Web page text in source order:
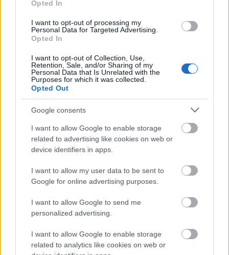
Opted In
I want to opt-out of processing my
Personal Data for Targeted Advertising.
Opted In
I want to opt-out of Collection, Use,
Retention, Sale, and/or Sharing of my
Personal Data that Is Unrelated with the
Purposes for which it was collected.
Opted Out
Google consents
I want to allow Google to enable storage
related to advertising like cookies on web or
device identifiers in apps.
I want to allow my user data to be sent to
Google for online advertising purposes.
I want to allow Google to send me
personalized advertising.
I want to allow Google to enable storage
related to analytics like cookies on web or
Amire többmillióan vártunk: szombattól másodfokúra
csökken a riasztás
Helyi hírek
Látlelet a hazai víziközművekről? Egyetlen, fél
évszázados vezetéken múlt Bicske vízellátása
Helyi hírek